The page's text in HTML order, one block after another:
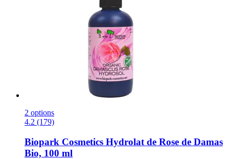
2 options
4.2 (179)
Biopark Cosmetics Hydrolat de Rose de Damas
Bio, 100 ml